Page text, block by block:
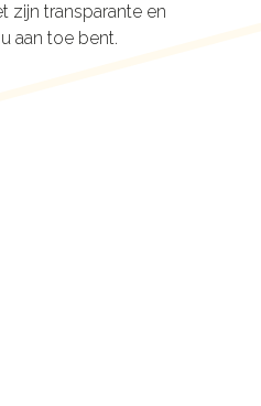
zijn transparante en
aan toe bent.